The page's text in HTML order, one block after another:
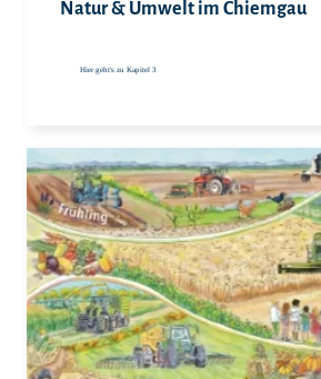
Natur & Umwelt im Chiemgau
Hier geht's zu Kapitel 3